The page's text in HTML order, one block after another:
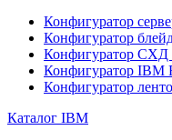
Конфигуратор
Конфигуратор
Конфигуратор
Конфигуратор IBM
Конфигуратор
Каталог IBM